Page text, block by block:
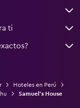
ti
Hoteles en Perú
Samuel's House